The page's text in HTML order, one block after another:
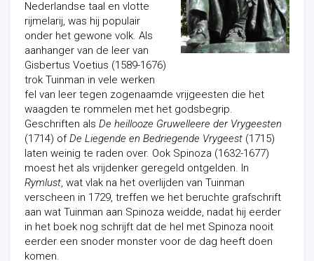
Nederlandse taal en vlotte
rijmelarij, was hij populair
onder het gewone volk. Als
aanhanger van de leer van
Gisbertus Voetius (1589-1676)
trok Tuinman in vele werken
fel van leer tegen zogenaamde vrijgeesten die het
waagden te rommelen met het godsbegrip.
Geschriften als De heillooze Gruwelleere der Vrygeesten
(1714) ofDe Liegende en Bedriegende Vrygeest (1715)
laten weinig te raden over. Ook Spinoza (1632-1677)
moest het als vrijdenker geregeld ontgelden. In
Rymlust, wat vlak na het overlijden van Tuinman
verscheen in 1729, treffen we het beruchte grafschrift
aan wat Tuinman aan Spinoza weidde, nadat hij eerder
in het boek nog schrijft dat de hel met Spinoza nooit
eerder een snoder monster voor de dag heeft doen
komen.